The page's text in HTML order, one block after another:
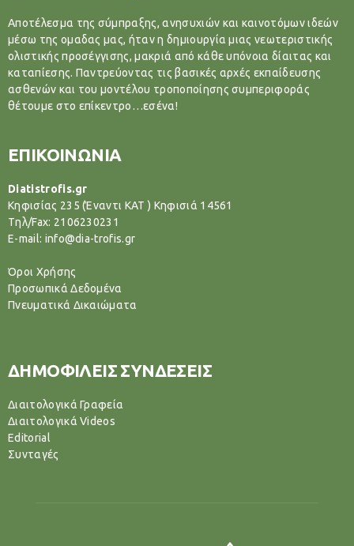
Αποτέλεσμα της σύμπραξης, ανησυχιών και καινοτόμων ιδεών
μέσω της ομαδας μας, ήταν η δημιουργία μιας νεωτεριστικής
ολιστικής προσέγγισης, μακριά από κάθε υπόνοια δίαιτας και
καταπίεσης. Παντρεύοντας τις βασικές αρχές εκπαίδευσης
ασθενών και του μοντέλου τροποποίησης συμπεριφοράς
θέτουμε στο επίκεντρο…εσένα!
ΕΠΙΚΟΙΝΩΝΙΑ
Diatistrofis.gr
Κηφισίας 235 (Έναντι ΚΑΤ ) Κηφισιά 14561
Tηλ/Fax: 2106230231
E-mail: info@dia-trofis.gr
Όροι Χρήσης
Προσωπικά Δεδομένα
Πνευματικά Δικαιώματα
ΔΗΜΟΦΙΛΕΙΣ ΣΥΝΔΕΣΕΙΣ
Διαιτολογικά Γραφεία
Διαιτολογικά Videos
Editorial
Συνταγές